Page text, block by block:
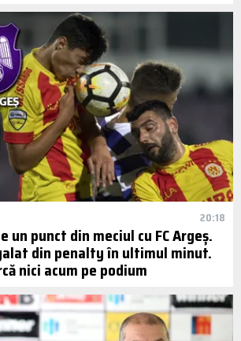
20:18
un punct din meciul cu FC Argeș.
din penalty în ultimul minut.
nici acum pe podium